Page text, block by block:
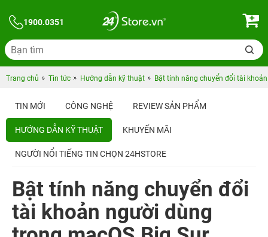
1900.0351
Trang chủ Tin tức Hướng dẫn kỹ thuật Bật tính năng chuyển đổi tài
TIN MỚI CÔNG NGHỆ REVIEW SẢN PHẨM
HƯỚNG DẪN KỸ THUẬT KHUYẾN MÃI
NGƯỜI NỔI TIẾNG TIN CHỌN 24HSTORE
Bật tính năng chuyển đổi
tài khoản người dùng